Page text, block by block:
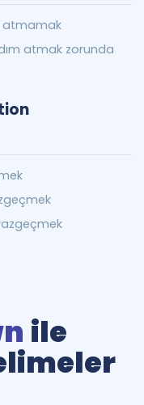
atmamak
atmak zorunda
ile